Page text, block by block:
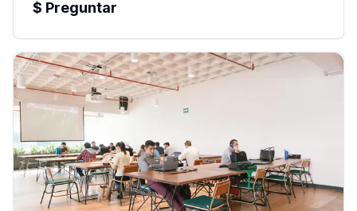
$ Preguntar